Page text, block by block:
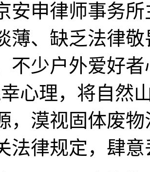
申律师事务所
薄、缺乏法律
不少户外爱好
心理，将自然
，漠视固体废
法律规定，肆